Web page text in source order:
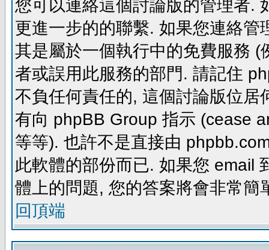
您可以連絡這個討論版的管理者.
更進一步的的聯繫. 如果您連絡
其是屬於一個執行中的免費服務
者或誤用此服務的部門. 請記住
不負任何責任的, 這個討論版位
有向 phpBB Group 指示 (cease
等等). 也許不是直接由
此軟體的部份而已. 如果您 email
體上的問題, 您的答案將會非常簡
回頂端